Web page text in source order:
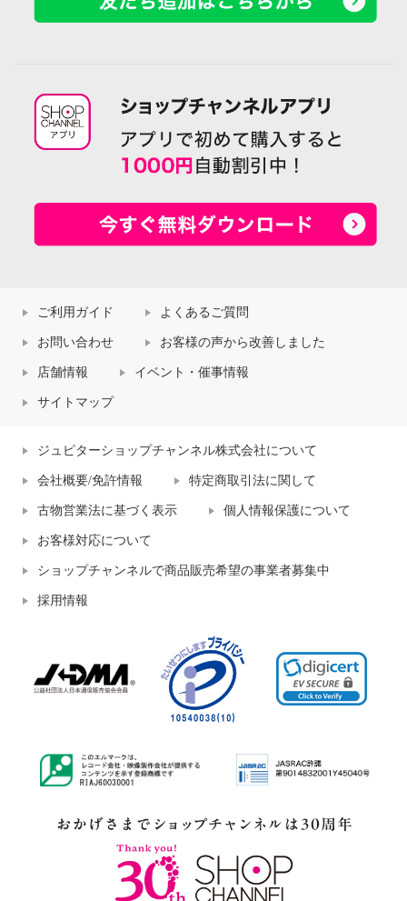
ご利用ガイド よくあるご質問
お問い合わせ お客様の声から改善しました
店舗情報 イベント・催事情報
サイトマップ
ジュピターショップチャンネル株式会社について
会社概要/免許情報 特定商取引法に関して
古物営業法に基づく表示 個人情報保護について
お客様対応について
ショップチャンネルで商品販売希望の事業者募集中
採用情報